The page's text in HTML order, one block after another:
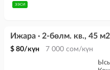
ЭЭСИ
Ижара · 2-бөлм. кв., 45
$ 80/күн 7 000 сом/күн